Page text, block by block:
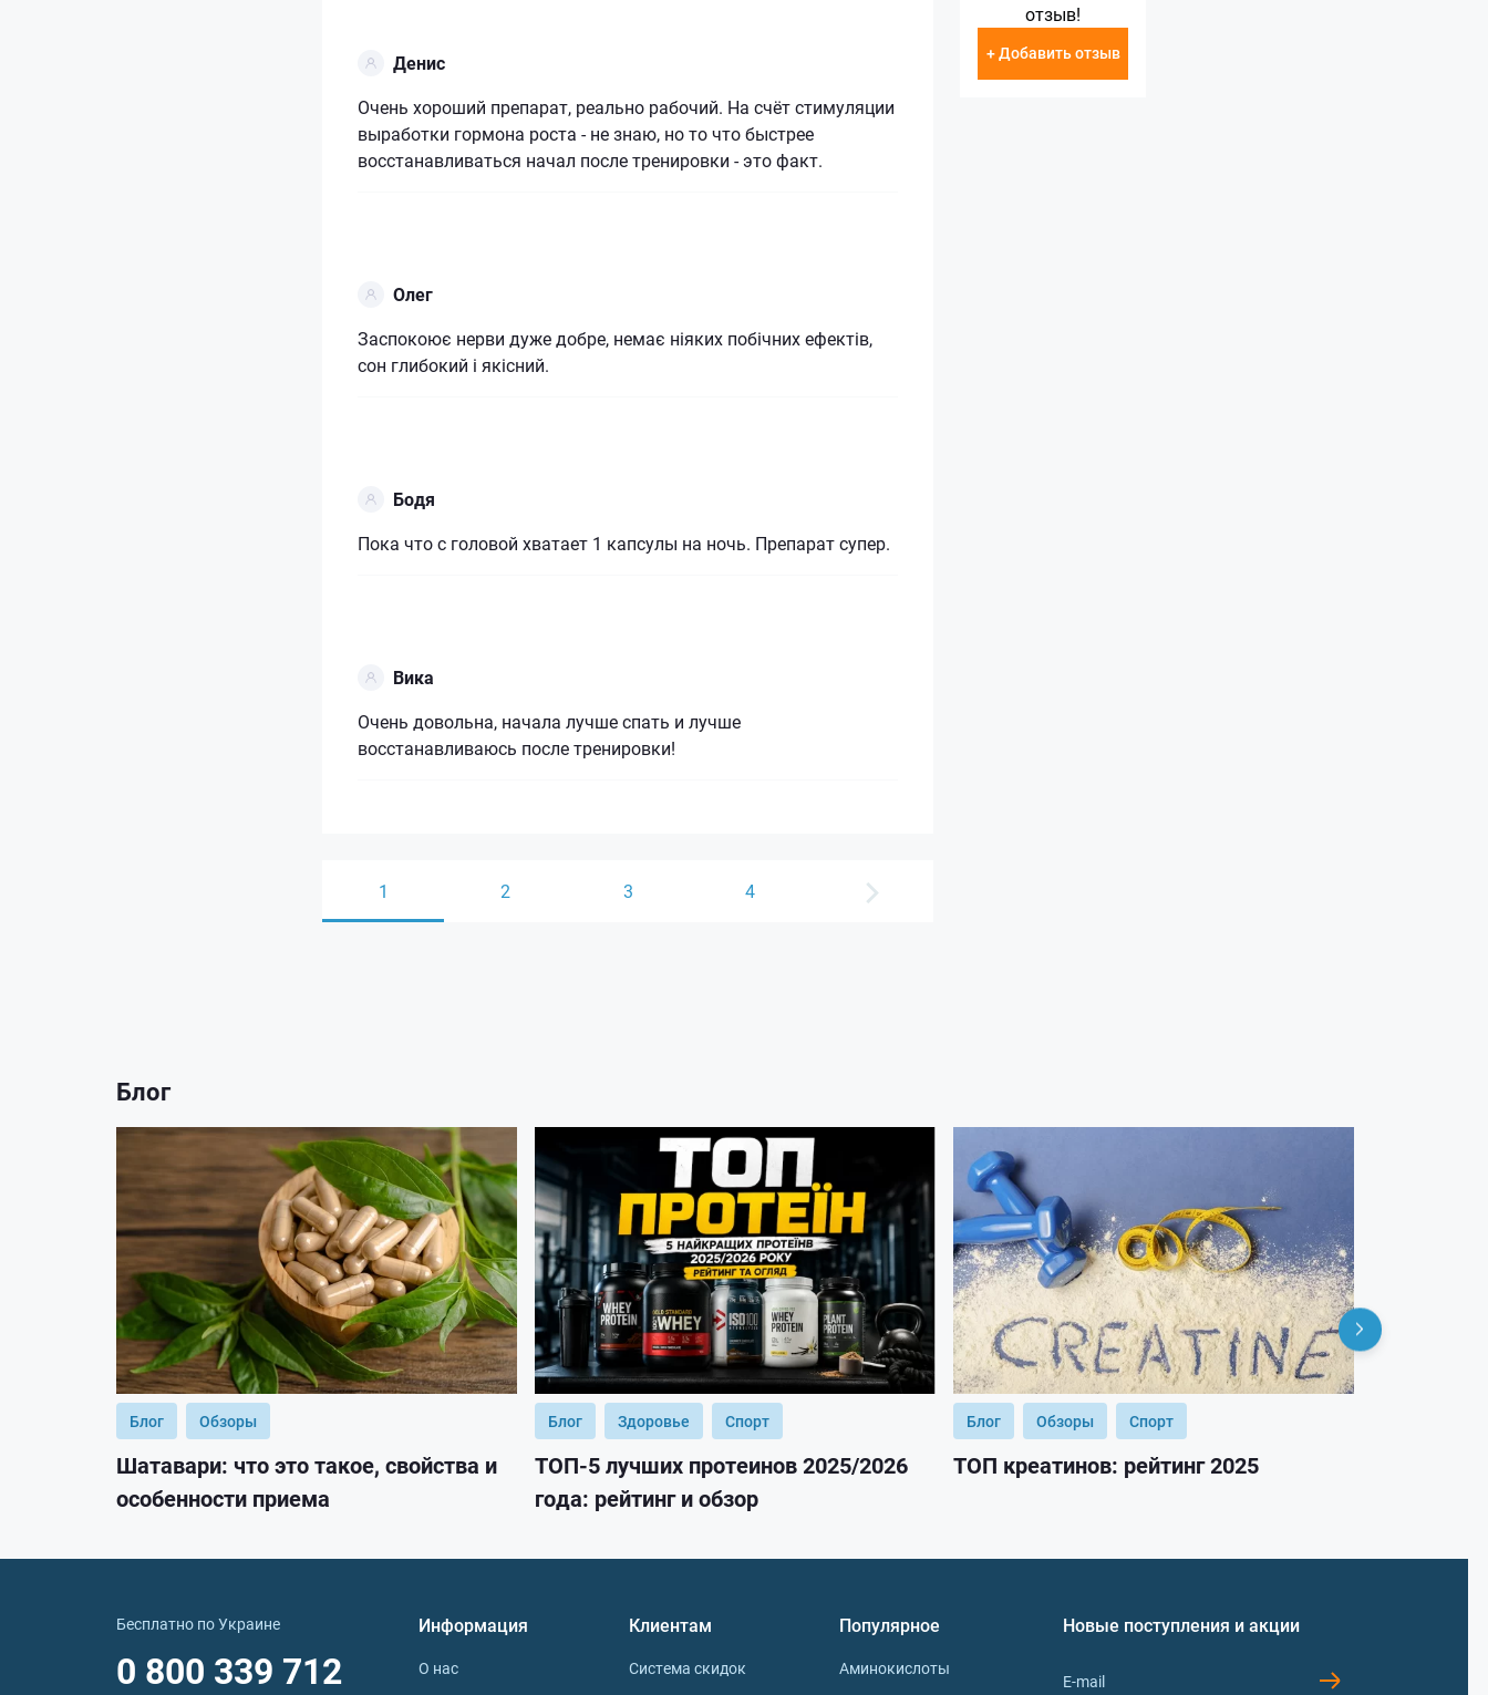
отзыв!
+ Добавить отзыв
Денис
Очень хороший препарат, реально рабочий. На счёт стимуляции
выработки гормона роста - не знаю, но то что быстрее
восстанавливаться начал после тренировки - это факт.
Олег
Заспокоює нерви дуже добре, немає ніяких побічних ефектів,
сон глибокий і якісний.
Бодя
Пока что с головой хватает 1 капсулы на ночь. Препарат супер.
Вика
Очень довольна, начала лучше спать и лучше
восстанавливаюсь после тренировки!
1 2 3 4
Блог
Блог Обзоры
Шатавари: что это такое, свойства и
особенности приема
Блог Здоровье Спорт
ТОП-5 лучших протеинов 2025/2026
года: рейтинг и обзор
Блог Обзоры Спорт
ТОП креатинов: рейтинг 2025
Бесплатно по Украине
0 800 339 712
Информация
О нас
Клиентам
Система скидок
Популярное
Аминокислоты
Новые поступления и акции